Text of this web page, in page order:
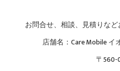
お問合せ、相談、見積りな
店舗名：Care Mobile
〒560-